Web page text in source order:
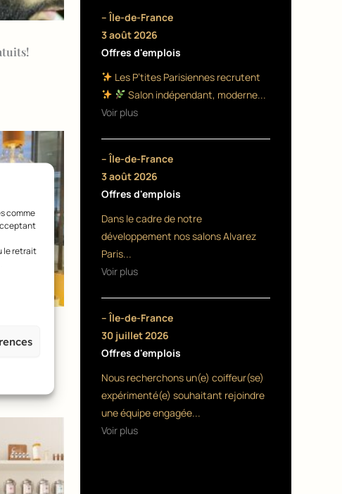
comme
le retrait
Paris
– Île-de-France
3 août 2026
Offres d'emplois
Les P’tites Parisiennes recrutent
Salon indépendant, moderne...
Voir plus
– Île-de-France
3 août 2026
Offres d'emplois
Dans le cadre de notre
développement nos salons Alvarez
Paris...
Voir plus
– Île-de-France
30 juillet 2026
Offres d'emplois
Nous recherchons un(e) coiffeur(se)
expérimenté(e) souhaitant rejoindre
une équipe engagée...
Voir plus